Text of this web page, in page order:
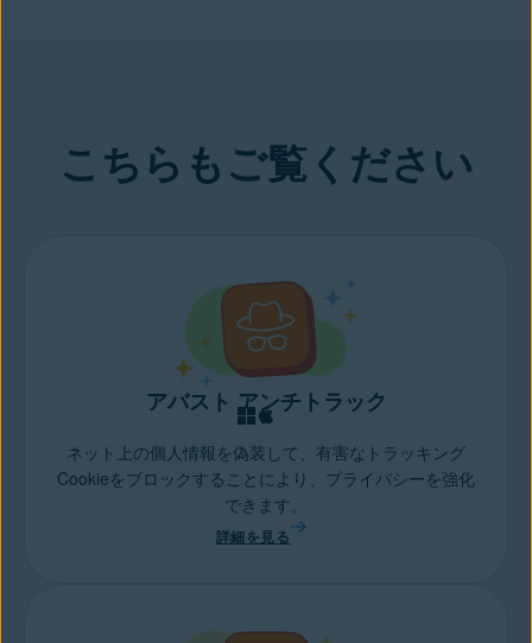
こちらもご覧ください
アバスト アンチトラック
ネット上の個人情報を偽装して、有害なトラッキング
Cookieをブロックすることにより、プライバシーを強化
できます。
詳細を見る